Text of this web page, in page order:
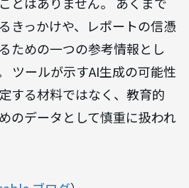
きっかけや、レポートの信憑
ための一つの参考情報とし
ツールが示すAI生成の可能性
する材料ではなく、教育的
のデータとして慎重に扱われ